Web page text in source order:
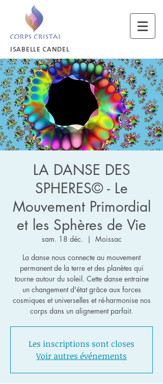
ISABELLE CANDEL
LA DANSE DES
SPHERES© - Le
Mouvement Primordial
et les Sphères de Vie
sam. 18 déc.
  |
Moissac
La danse nous connecte au mouvement
permanent de la terre et des planètes qui
tourne autour du soleil. Cette danse entraine
un changement d'état grâce aux forces
cosmiques et universelles et ré-harmonise nos
corps dans un alignement parfait.
Les inscriptions sont closes
Voir autres événements